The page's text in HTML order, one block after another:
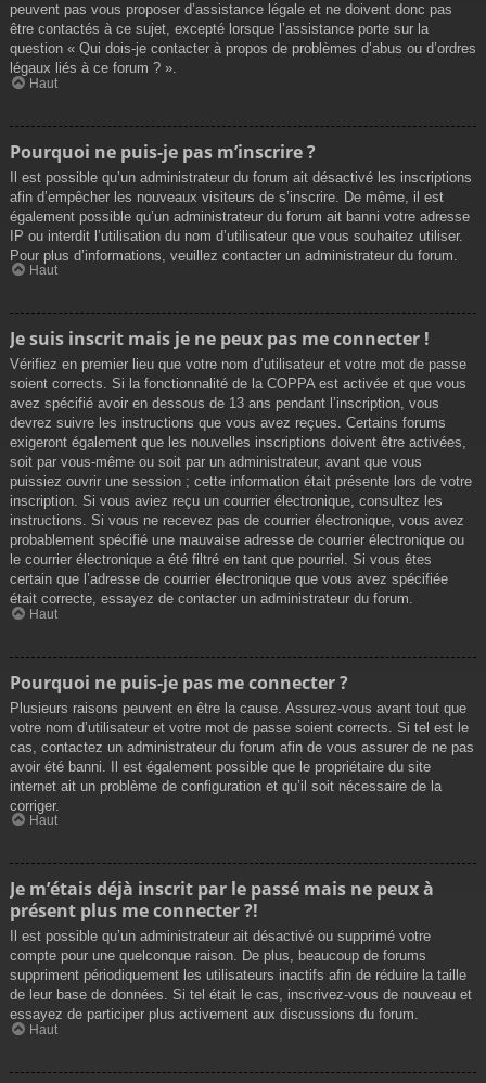
peuvent pas vous proposer d’assistance légale et ne doivent donc pas
être contactés à ce sujet, excepté lorsque l’assistance porte sur la
question « Qui dois-je contacter à propos de problèmes d’abus ou d’ordres
légaux liés à ce forum ? ».
Haut
Pourquoi ne puis-je pas m’inscrire ?
Il est possible qu’un administrateur du forum ait désactivé les inscriptions
afin d’empêcher les nouveaux visiteurs de s’inscrire. De même, il est
également possible qu’un administrateur du forum ait banni votre adresse
IP ou interdit l’utilisation du nom d’utilisateur que vous souhaitez utiliser.
Pour plus d’informations, veuillez contacter un administrateur du forum.
Haut
Je suis inscrit mais je ne peux pas me connecter !
Vérifiez en premier lieu que votre nom d’utilisateur et votre mot de passe
soient corrects. Si la fonctionnalité de la COPPA est activée et que vous
avez spécifié avoir en dessous de 13 ans pendant l’inscription, vous
devrez suivre les instructions que vous avez reçues. Certains forums
exigeront également que les nouvelles inscriptions doivent être activées,
soit par vous-même ou soit par un administrateur, avant que vous
puissiez ouvrir une session ; cette information était présente lors de votre
inscription. Si vous aviez reçu un courrier électronique, consultez les
instructions. Si vous ne recevez pas de courrier électronique, vous avez
probablement spécifié une mauvaise adresse de courrier électronique ou
le courrier électronique a été filtré en tant que pourriel. Si vous êtes
certain que l’adresse de courrier électronique que vous avez spécifiée
était correcte, essayez de contacter un administrateur du forum.
Haut
Pourquoi ne puis-je pas me connecter ?
Plusieurs raisons peuvent en être la cause. Assurez-vous avant tout que
votre nom d’utilisateur et votre mot de passe soient corrects. Si tel est le
cas, contactez un administrateur du forum afin de vous assurer de ne pas
avoir été banni. Il est également possible que le propriétaire du site
internet ait un problème de configuration et qu’il soit nécessaire de la
corriger.
Haut
Je m’étais déjà inscrit par le passé mais ne peux à
présent plus me connecter ?!
Il est possible qu’un administrateur ait désactivé ou supprimé votre
compte pour une quelconque raison. De plus, beaucoup de forums
suppriment périodiquement les utilisateurs inactifs afin de réduire la taille
de leur base de données. Si tel était le cas, inscrivez-vous de nouveau et
essayez de participer plus activement aux discussions du forum.
Haut